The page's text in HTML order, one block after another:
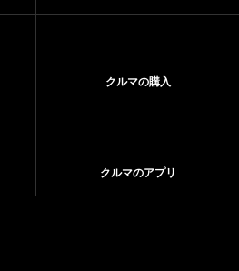
クルマの購入
クルマのアプリ